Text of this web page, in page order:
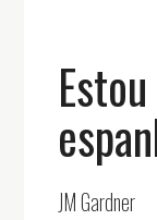
JM Gardner